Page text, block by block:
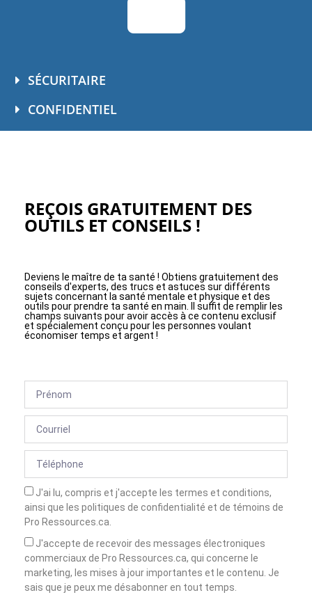
SÉCURITAIRE
CONFIDENTIEL
REÇOIS GRATUITEMENT DES
OUTILS ET CONSEILS !
Deviens le maître de ta santé ! Obtiens gratuitement des
conseils d'experts, des trucs et astuces sur différents
sujets concernant la santé mentale et physique et des
outils pour prendre ta santé en main. Il suffit de remplir les
champs suivants pour avoir accès à ce contenu exclusif
et spécialement conçu pour les personnes voulant
économiser temps et argent !
J'ai lu, compris et j'accepte les termes et conditions,
ainsi que les politiques de confidentialité et de témoins de
Pro Ressources.ca.
J'accepte de recevoir des messages électroniques
commerciaux de Pro Ressources.ca, qui concerne le
marketing, les mises à jour importantes et le contenu. Je
sais que je peux me désabonner en tout temps.